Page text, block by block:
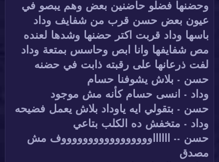
وحضنها فضلو حاضنين بعض وهم يبصو في
عيون بعض حسن قرب من شفايف وداد
باسها وداد قربت اكتر حضنها وشدها لعنده
مص شفايفها وانا ابص وحاسس بمتعة وداد
لفت ذرعانها على رقبته ذابت في حضنه
حسن - بلاش يشوفنا حسام
وداد - انسى حسام كأنه مش موجود
حسن - بتقولي ايه ياوداد بلاش يعمل فضيحه
وداد - متخفش ده الكلب بتاعي
حسن -- ااااااوووووووووووووووووف مش
مصدق